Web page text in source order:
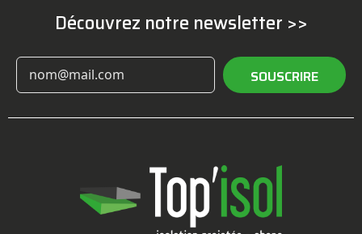
Découvrez notre newsletter >>
SOUSCRIRE